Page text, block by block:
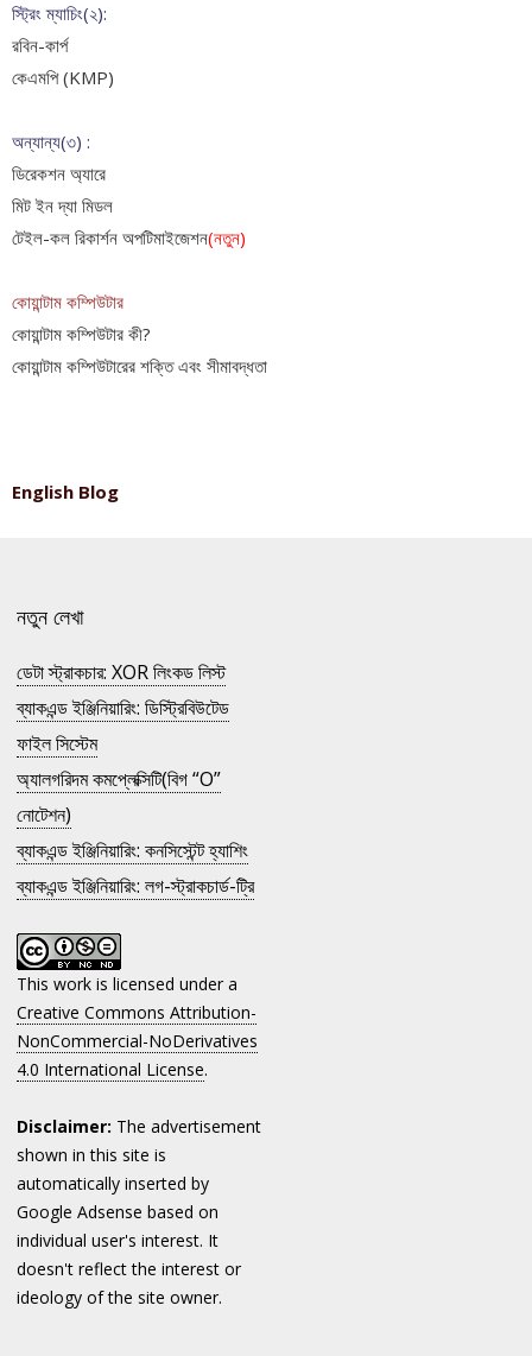
স্ট্রিং ম্যাচিং(২):
রবিন-কার্প
কেএমপি (KMP)
অন্যান্য(৩) :
ডিরেকশন অ্যারে
মিট ইন দ্যা মিডল
টেইল-কল রিকার্শন অপটিমাইজেশন(নতুন)
কোয়ান্টাম কম্পিউটার
কোয়ান্টাম কম্পিউটার কী?
কোয়ান্টাম কম্পিউটারের শক্তি এবং সীমাবদ্ধতা
English Blog
নতুন লেখা
ডেটা স্ট্রাকচার: XOR লিংকড লিস্ট
ব্যাকএন্ড ইঞ্জিনিয়ারিং: ডিস্ট্রিবিউটেড
ফাইল সিস্টেম
অ্যালগরিদম কমপ্লেক্সিটি(বিগ “O”
নোটেশন)
ব্যাকএন্ড ইঞ্জিনিয়ারিং: কনসিস্টেন্ট হ্যাশিং
ব্যাকএন্ড ইঞ্জিনিয়ারিং: লগ-স্ট্রাকচার্ড-ট্রি
This work is licensed under a
Creative Commons Attribution-
NonCommercial-NoDerivatives
4.0 International License.
Disclaimer: The advertisement
shown in this site is
automatically inserted by
Google Adsense based on
individual user's interest. It
doesn't reflect the interest or
ideology of the site owner.